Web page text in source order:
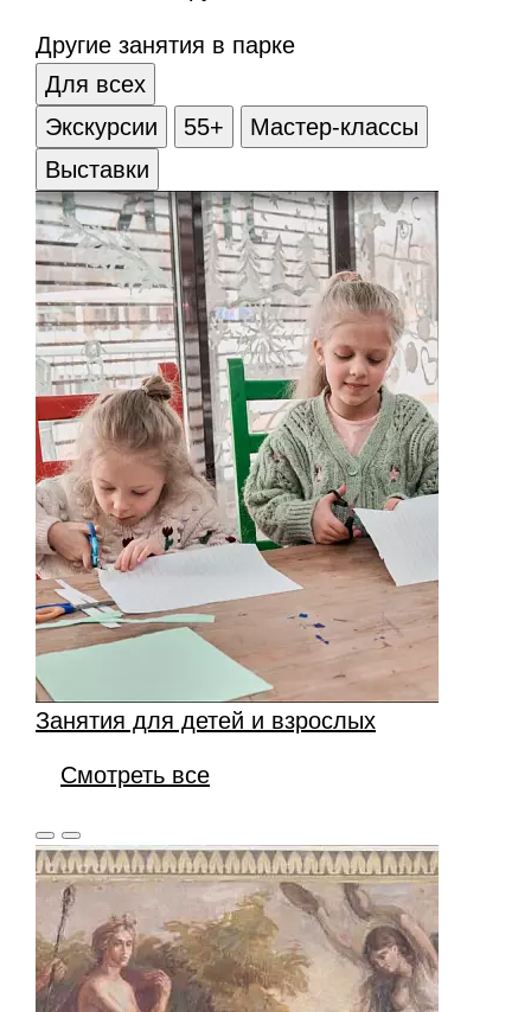
Другие занятия в парке
Для всех
Экскурсии
55+
Мастер-классы
Выставки
Занятия для детей и взрослых
Смотреть все